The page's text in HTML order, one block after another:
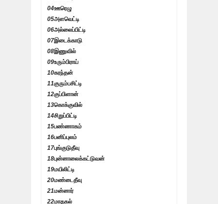
04ஊரெழு
05அளவெட்டி
06அல்லைப்பிட்டி
07இடைக்காடு
08இணுவில்
09உரும்பிராய்
10கரந்தன்
11குரும்பசிட்டி
12குப்பிளான்
13கொக்குவில்
14சிறுப்பிட்டி
15பண்ணாகம்
16பனிப்புலம்
17புங்குடுதீவு
18புன்னாலைக்கட்டுவன்
19மயிலிட்டி
20மண்டைதீவு
21மன்னார்
22மாதகல்